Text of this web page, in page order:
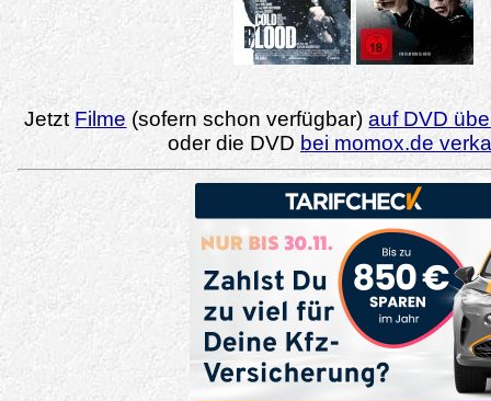
Jetzt Filme (sofern schon verfügbar)auf DVD
oder die DVD bei momox.de